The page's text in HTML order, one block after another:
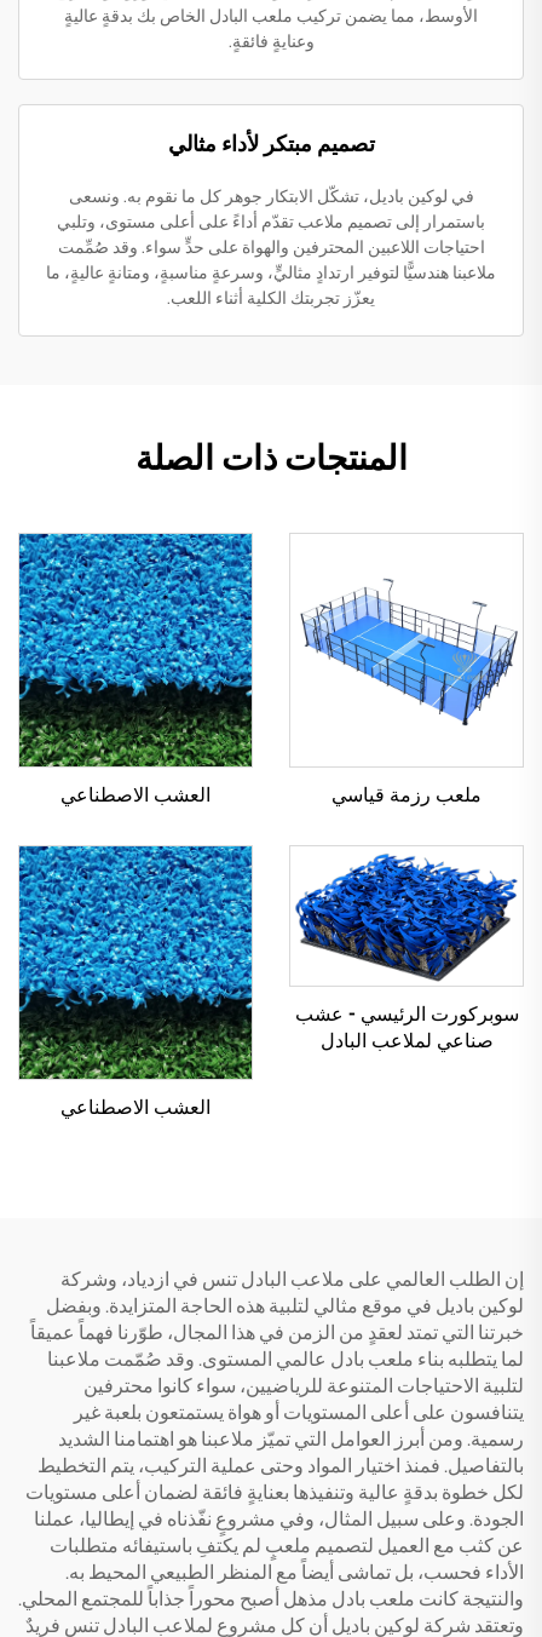
الأوسط، مما يضمن تركيب ملعب البادل الخاص بك بدقةٍ عاليةٍ
وعنايةٍ فائقةٍ.
تصميم مبتكر لأداء مثالي
في لوكين باديل، تشكّل الابتكار جوهر كل ما نقوم به. ونسعى
باستمرار إلى تصميم ملاعب تقدّم أداءً على أعلى مستوى، وتلبي
احتياجات اللاعبين المحترفين والهواة على حدٍّ سواء. وقد صُمِّمت
ملاعبنا هندسيًّا لتوفير ارتدادٍ مثاليٍّ، وسرعةٍ مناسبةٍ، ومتانةٍ عاليةٍ، ما
يعزّز تجربتك الكلية أثناء اللعب.
المنتجات ذات الصلة
ملعب رزمة قياسي العشب الاصطناعي
سوبركورت الرئيسي - عشب
صناعي لملاعب البادل
العشب الاصطناعي
إن الطلب العالمي على ملاعب البادل تنس في ازدياد، وشركة
لوكين باديل في موقع مثالي لتلبية هذه الحاجة المتزايدة. وبفضل
خبرتنا التي تمتد لعقدٍ من الزمن في هذا المجال، طوّرنا فهماً عميقاً
لما يتطلبه بناء ملعب بادل عالمي المستوى. وقد صُمّمت ملاعبنا
لتلبية الاحتياجات المتنوعة للرياضيين، سواء كانوا محترفين
يتنافسون على أعلى المستويات أو هواة يستمتعون بلعبة غير
رسمية. ومن أبرز العوامل التي تميّز ملاعبنا هو اهتمامنا الشديد
بالتفاصيل. فمنذ اختيار المواد وحتى عملية التركيب، يتم التخطيط
لكل خطوة بدقةٍ عالية وتنفيذها بعنايةٍ فائقة لضمان أعلى مستويات
الجودة. وعلى سبيل المثال، وفي مشروعٍ نفّذناه في إيطاليا، عملنا
عن كثب مع العميل لتصميم ملعبٍ لم يكتفِ باستيفائه متطلبات
الأداء فحسب، بل تماشى أيضاً مع المنظر الطبيعي المحيط به.
والنتيجة كانت ملعب بادل مذهل أصبح محوراً جذاباً للمجتمع المحلي.
وتعتقد شركة لوكين باديل أن كل مشروع لملاعب البادل تنس فريدٌ